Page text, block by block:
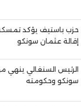
حزب باستيف يؤكد
إقالة عثمان سونكو
الرئيس السنغالي ينهي
سونكو وحكومته